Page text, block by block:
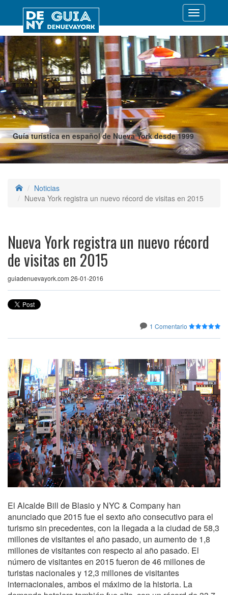
Guía turística en español de Nueva York desde 1999
Desplegar
Noticias
Nueva York registra un nuevo récord de visitas en 2015
Nueva York registra un nuevo récord
de visitas en 2015
guiadenuevayork.com 26-01-2016
1 Comentario
El Alcalde Bill de Blasio y NYC & Company han
anunciado que 2015 fue el sexto año consecutivo para el
turismo sin precedentes, con la llegada a la ciudad de 58,3
millones de visitantes el año pasado, un aumento de 1,8
millones de visitantes con respecto al año pasado. El
número de visitantes en 2015 fueron de 46 millones de
turistas nacionales y 12,3 millones de visitantes
internacionales, ambos el máximo de la historia. La